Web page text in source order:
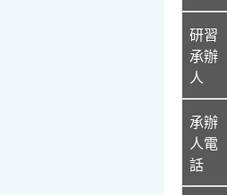
研習
承辦
人
承辦
人電
話